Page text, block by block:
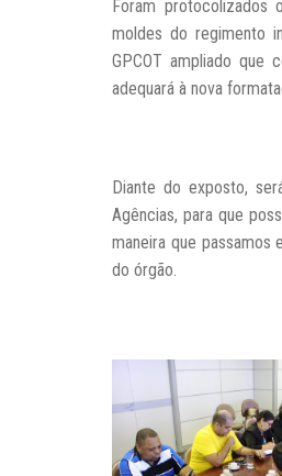
Foram protocolizados
moldes do regimento
GPCOT ampliado que
adequará à nova
Diante do exposto,
Agências, para que
maneira que passamos
do órgão.